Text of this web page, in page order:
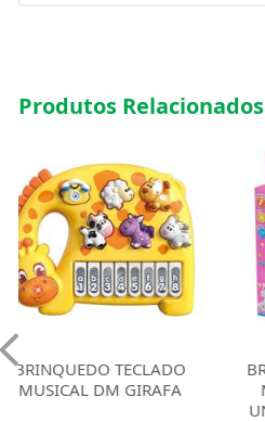
Produtos Relacionados
BRINQUEDO TECLADO
MUSICAL MINI DM